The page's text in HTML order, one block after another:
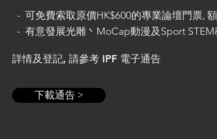
- 可免費索取原價HK$600的專業論壇門票,
- 有意發展光雕丶MoCap動漫及Sport
詳情及登記, 請參考 IPF 電子通告
下載通告 >